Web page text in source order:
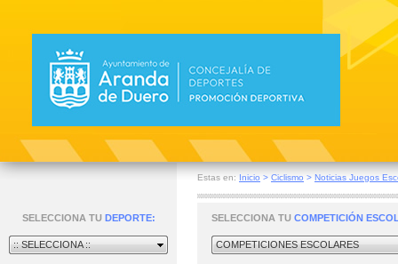
Estas en: Inicio > Ciclismo > Noticias Juegos
SELECCIONA TU DEPORTE:
:: SELECCIONA ::
SELECCIONA TU COMPETICIÓN
COMPETICIONES ESCOLARES